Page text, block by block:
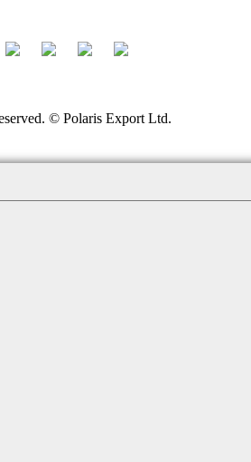
© Polaris Export Ltd.